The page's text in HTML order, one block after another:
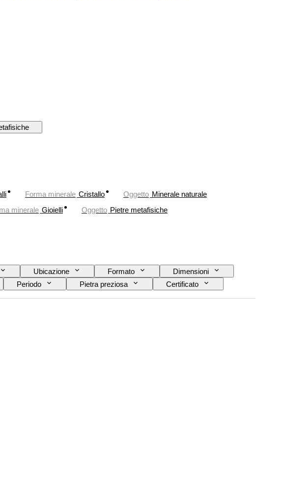
Forma minerale Cristallo Oggetto Minerale naturale
minerale Gioielli Oggetto Pietre metafisiche
Ubicazione Formato
Dimensioni
Periodo Pietra preziosa
Certificato
minerale Trattamento
Originale / Replica